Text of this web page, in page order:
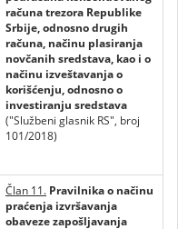
računa trezora Republike
Srbije, odnosno drugih
računa, načinu plasiranja
novčanih sredstava, kao i o
načinu izveštavanja o
korišćenju, odnosno o
investiranju sredstava
("Službeni glasnik RS", broj
101/2018)
Član 11. Pravilnika o načinu
praćenja izvršavanja
obaveze zapošljavanja